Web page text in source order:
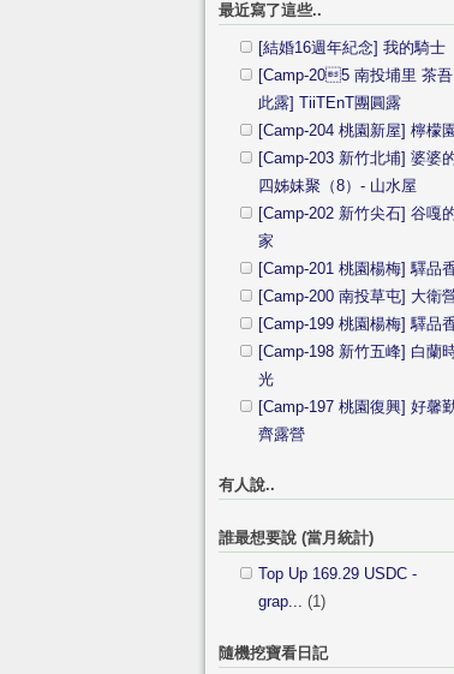
最近寫了這些..
[結婚16週年紀念] 我的騎士
[Camp-205 南投埔里 茶吾
此露] TiiTEnT團圓露
[Camp-204 桃園新屋] 檸檬
[Camp-203 新竹北埔] 婆婆
四姊妹聚（8）- 山水屋
[Camp-202 新竹尖石] 谷嘎
家
[Camp-201 桃園楊梅] 驛品
[Camp-200 南投草屯] 大衛
[Camp-199 桃園楊梅] 驛品
[Camp-198 新竹五峰] 白蘭
光
[Camp-197 桃園復興] 好馨
齊露營
有人說..
誰最想要說 (當月統計)
Top Up 169.29 USDC -
grap... (1)
隨機挖寶看日記